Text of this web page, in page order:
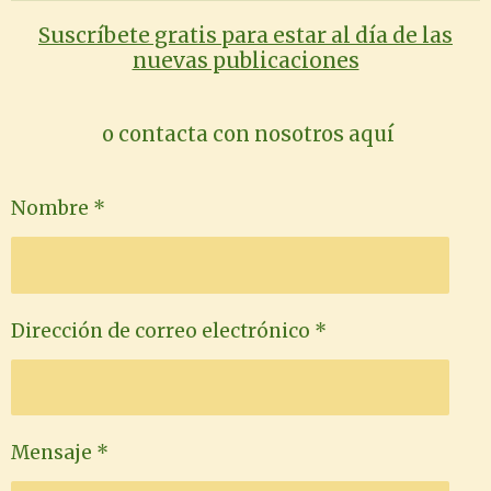
de
conduci
rse la
d
Leonor
y el
Estado
Suscríbete gratis para estar al día de las
nuevas publicaciones
o contacta con nosotros aquí
Nombre *
Dirección de correo electrónico *
Mensaje *